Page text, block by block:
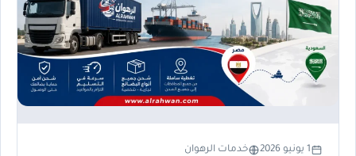
1 يونيو 2026 خدمات الرهوان